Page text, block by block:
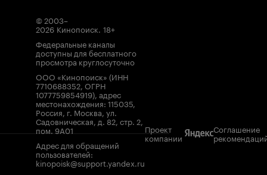
© 2003–
2026 Кинопоиск. 18+
Федеральные каналы
доступны для бесплатного
просмотра круглосуточно
ООО «Кинопоиск» (ИНН
7710688352, ОГРН
1077759854919), адрес
местонахождения: 115035,
Россия, г. Москва, ул.
Садовническая, д. 82, стр. 2,
пом. 9А01
Адрес для обращений
пользователей:
kinopoisk@support.yandex.ru
Проект
компании
Соглашение